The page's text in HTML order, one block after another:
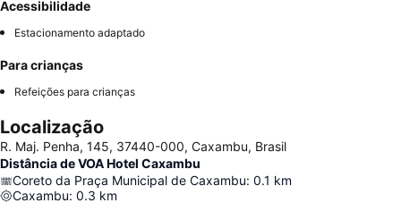
Acessibilidade
Estacionamento adaptado
Para crianças
Refeições para crianças
Localização
R. Maj. Penha, 145, 37440-000, Caxambu, Brasil
Distância de VOA Hotel Caxambu
Coreto da Praça Municipal de Caxambu: 0.1 km
Caxambu: 0.3 km